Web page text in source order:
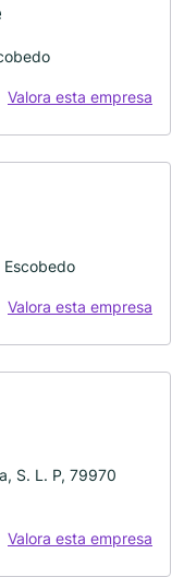
Valora esta empresa
Valora esta empresa
S. L. P, 79970
Valora esta empresa